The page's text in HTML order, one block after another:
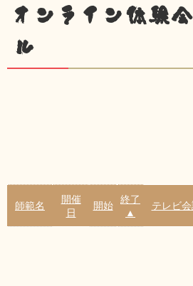
オンライン体験
ル
師範名
開催
日
開始
終了
▲
テレビ会